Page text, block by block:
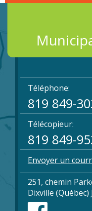
Téléphone:
819 849-
Télécopieur:
819 849-
Envoyer un
251, chemin
Dixville (Québec)